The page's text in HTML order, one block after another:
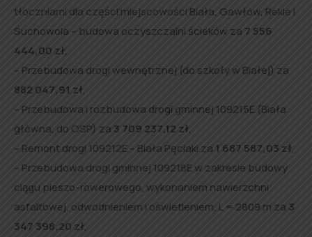
tłoczniami dla części miejscowości Biała, Gawłów, Rekle i
Suchowola – budowa oczyszczalni ścieków za 7 556
444,00 zł,
– Przebudowa drogi wewnętrznej (do szkoły w Białej) za
882 047,91 zł,
– Przebudowa i rozbudowa drogi gminnej 109215E (Biała
główna, do OSP) za 3 709 237,12 zł,
– Remont drogi 109212E – Biała Pęciaki za 1 687 587,03 zł,
– Przebudowa drogi gminnej 109218E w zakresie budowy
ciągu pieszo-rowerowego, wykonaniem nawierzchni
asfaltowej, odwodnieniem i oświetleniem, L = 2809 m za 3
347 398,20 zł,